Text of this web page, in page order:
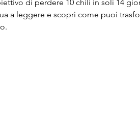
di perdere 10 chili in soli 14
a leggere e scopri come puoi